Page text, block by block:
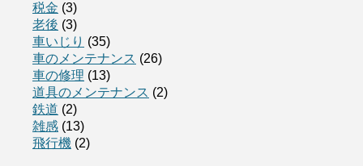
税金 (3)
老後 (3)
車いじり (35)
車のメンテナンス (26)
車の修理 (13)
道具のメンテナンス (2)
鉄道 (2)
雑感 (13)
飛行機 (2)